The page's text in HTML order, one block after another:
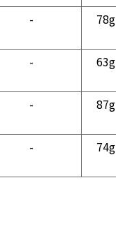
- 78g
- 63g
- 87g
- 74g